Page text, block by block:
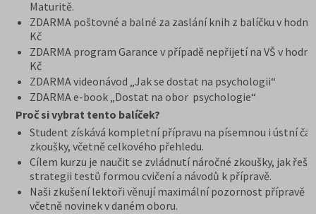
Maturitě.
ZDARMA poštovné a balné za zaslání knih z balíčku v
Kč
ZDARMA program Garance v případě nepřijetí na VŠ v
Kč
ZDARMA videonávod „Jak se dostat na psychologii“
ZDARMA e-book „Dostat na obor psychologie“
Proč si vybrat tento balíček?
Student získává kompletní přípravu na písemnou i ústní
zkoušky, včetně celkového přehledu.
Cílem kurzu je naučit se zvládnutí náročné zkoušky, jak řešit
strategii testů formou cvičení a návodů k přípravě.
Naši zkušení lektoři věnují maximální pozornost přípravě
včetně novinek v daném oboru.